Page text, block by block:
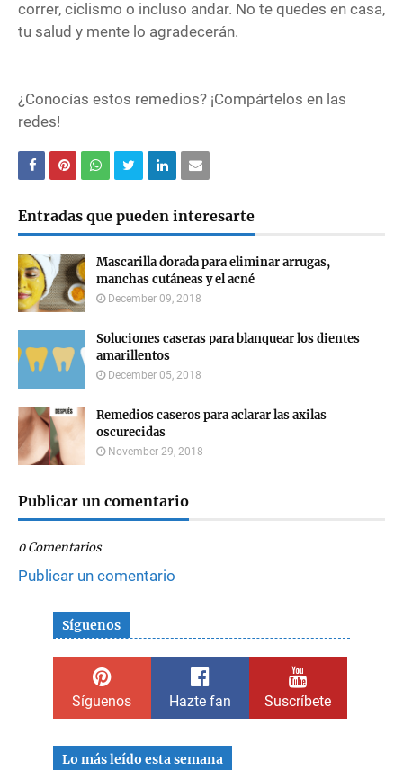
correr, ciclismo o incluso andar. No te quedes en casa,
tu salud y mente lo agradecerán.
¿Conocías estos remedios? ¡Compártelos en las
redes!
Entradas que pueden interesarte
Mascarilla dorada para eliminar arrugas,
manchas cutáneas y el acné
December 09, 2018
Soluciones caseras para blanquear los dientes
amarillentos
December 05, 2018
Remedios caseros para aclarar las axilas
oscurecidas
November 29, 2018
Publicar un comentario
0 Comentarios
Publicar un comentario
Síguenos
Síguenos Hazte fan Suscríbete
Lo más leído esta semana